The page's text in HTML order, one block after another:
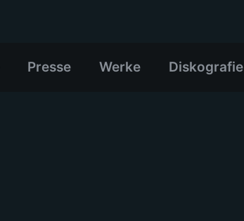
Presse Werke Diskografie